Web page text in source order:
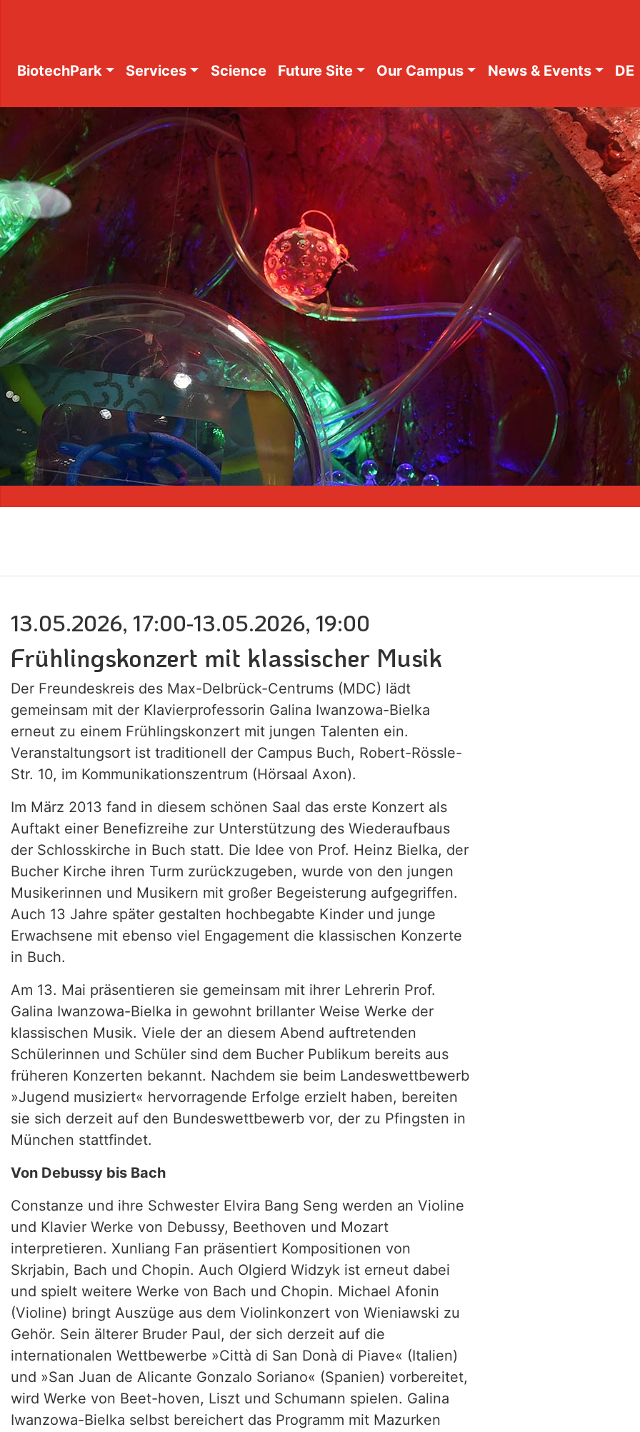
BiotechPark Services Science Future Site Our Campus News & Events DE
13.05.2026, 17:00-13.05.2026, 19:00
Frühlingskonzert mit klassischer Musik
Der Freundeskreis des Max-Delbrück-Centrums (MDC) lädt
gemeinsam mit der Klavierprofessorin Galina Iwanzowa-Bielka
erneut zu einem Frühlingskonzert mit jungen Talenten ein.
Veranstaltungsort ist traditionell der Campus Buch, Robert-Rössle-
Str. 10, im Kommunikationszentrum (Hörsaal Axon).
Im März 2013 fand in diesem schönen Saal das erste Konzert als
Auftakt einer Benefizreihe zur Unterstützung des Wiederaufbaus
der Schlosskirche in Buch statt. Die Idee von Prof. Heinz Bielka, der
Bucher Kirche ihren Turm zurückzugeben, wurde von den jungen
Musikerinnen und Musikern mit großer Begeisterung aufgegriffen.
Auch 13 Jahre später gestalten hochbegabte Kinder und junge
Erwachsene mit ebenso viel Engagement die klassischen Konzerte
in Buch.
Am 13. Mai präsentieren sie gemeinsam mit ihrer Lehrerin Prof.
Galina Iwanzowa-Bielka in gewohnt brillanter Weise Werke der
klassischen Musik. Viele der an diesem Abend auftretenden
Schülerinnen und Schüler sind dem Bucher Publikum bereits aus
früheren Konzerten bekannt. Nachdem sie beim Landeswettbewerb
»Jugend musiziert« hervorragende Erfolge erzielt haben, bereiten
sie sich derzeit auf den Bundeswettbewerb vor, der zu Pfingsten in
München stattfindet.
Von Debussy bis Bach
Constanze und ihre Schwester Elvira Bang Seng werden an Violine
und Klavier Werke von Debussy, Beethoven und Mozart
interpretieren. Xunliang Fan präsentiert Kompositionen von
Skrjabin, Bach und Chopin. Auch Olgierd Widzyk ist erneut dabei
und spielt weitere Werke von Bach und Chopin. Michael Afonin
(Violine) bringt Auszüge aus dem Violinkonzert von Wieniawski zu
Gehör. Sein älterer Bruder Paul, der sich derzeit auf die
internationalen Wettbewerbe »Città di San Donà di Piave« (Italien)
und »San Juan de Alicante Gonzalo Soriano« (Spanien) vorbereitet,
wird Werke von Beet-hoven, Liszt und Schumann spielen. Galina
Iwanzowa-Bielka selbst bereichert das Programm mit Mazurken